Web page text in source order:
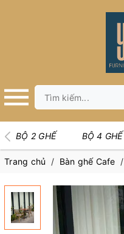
BỘ 2 GHẾ BỘ 4 GHẾ
Trang chủ / Bàn ghế Cafe /